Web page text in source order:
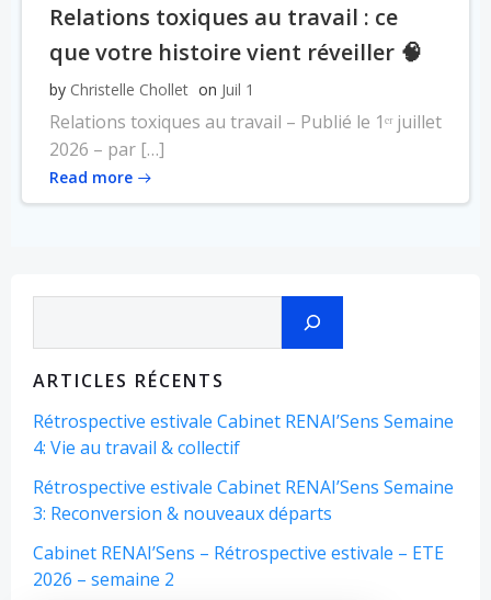
Relations toxiques au travail : ce
que votre histoire vient réveiller 🧠
by Christelle Chollet on Juil 1
Relations toxiques au travail – Publié le 1ᵉʳ juillet
2026 – par […]
Read more
ARTICLES RÉCENTS
Rétrospective estivale Cabinet RENAI’Sens Semaine
4: Vie au travail & collectif
Rétrospective estivale Cabinet RENAI’Sens Semaine
3: Reconversion & nouveaux départs
Cabinet RENAI’Sens – Rétrospective estivale – ETE
2026 – semaine 2